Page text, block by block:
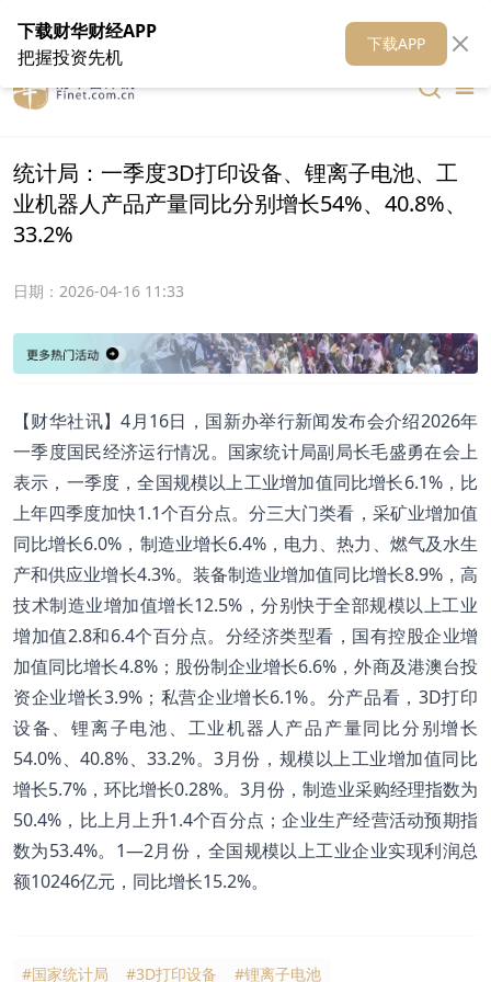
在线客服 关于我们 财华媒体矩阵 财华智库
​统计局：一季度3D打印设备、锂离子电池、工
业机器人产品产量同比分别增长54%、40.8%、
33.2%
日期： 2026-04-16 11:33
【财华社讯】4月16日，国新办举行新闻发布会介绍2026年
一季度国民经济运行情况。国家统计局副局长毛盛勇在会上
表示，一季度，全国规模以上工业增加值同比增长6.1%，比
上年四季度加快1.1个百分点。分三大门类看，采矿业增加值
同比增长6.0%，制造业增长6.4%，电力、热力、燃气及水生
产和供应业增长4.3%。装备制造业增加值同比增长8.9%，高
技术制造业增加值增长12.5%，分别快于全部规模以上工业
增加值2.8和6.4个百分点。分经济类型看，国有控股企业增
加值同比增长4.8%；股份制企业增长6.6%，外商及港澳台投
资企业增长3.9%；私营企业增长6.1%。分产品看，3D打印
设备、锂离子电池、工业机器人产品产量同比分别增长
54.0%、40.8%、33.2%。3月份，规模以上工业增加值同比
增长5.7%，环比增长0.28%。3月份，制造业采购经理指数为
50.4%，比上月上升1.4个百分点；企业生产经营活动预期指
数为53.4%。1—2月份，全国规模以上工业企业实现利润总
额10246亿元，同比增长15.2%。
#国家统计局 #3D打印设备 #锂离子电池
下载财华财经APP
把握投资先机
下载APP